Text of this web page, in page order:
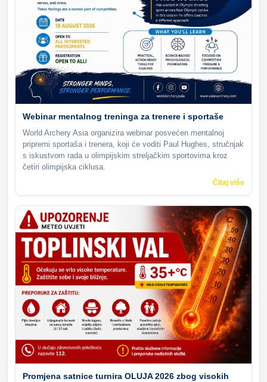
Webinar mentalnog treninga za trenere i sportaše
World Archery Asia organizira webinar posvećen mentalnoj
pripremi sportaša i trenera, koji će voditi Paul Hughes, stručnjak
s iskustvom rada u olimpijskim streljačkim sportovima kroz
četiri olimpijska ciklusa.
Čitaj više
Promjena satnice turnira OLUJA 2026 zbog visokih